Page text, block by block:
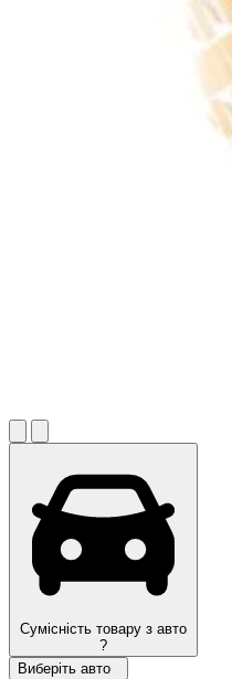
Сумісність товару з авто
?
Виберіть авто